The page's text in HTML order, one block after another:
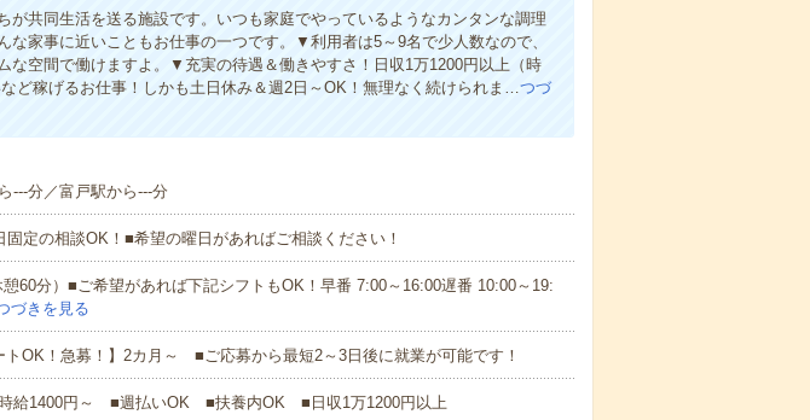
が共同生活を送る施設です。いつも家庭でやっているようなカンタンな調理
家事に近いこともお仕事の一つです。▼利用者は5～9名で少人数なので、
な空間で働けますよ。▼充実の待遇＆働きやすさ！日収1万1200円以上（時
ど稼げるお仕事！しかも土日休み＆週2日～OK！無理なく続けられま…つづ
---分／富戸駅から---分
固定の相談OK！■希望の曜日があればご相談ください！
60分）■ご希望があれば下記シフトもOK！早番 7:00～16:00遅番 10:00～19:
づきを見る
トOK！急募！】2カ月～ ■ご応募から最短2～3日後に就業が可能です！
給1400円～ ■週払いOK ■扶養内OK ■日収1万1200円以上